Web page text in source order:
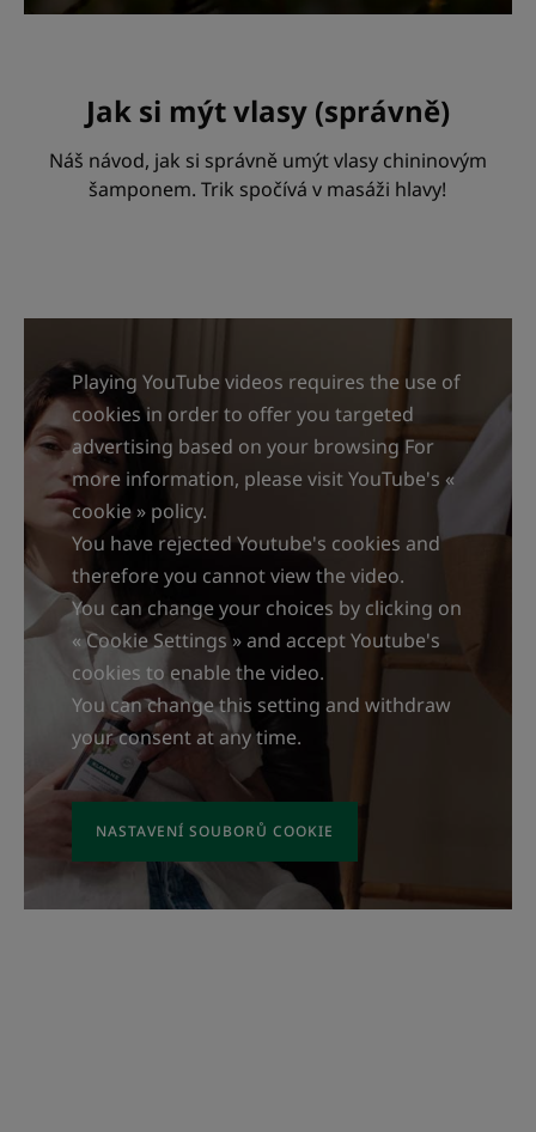
Jak si mýt vlasy (správně)
Náš návod, jak si správně umýt vlasy chininovým
šamponem. Trik spočívá v masáži hlavy!
Playing YouTube videos requires the use of
cookies in order to offer you targeted
advertising based on your browsing For
more information, please visit YouTube's «
cookie » policy.
You have rejected Youtube's cookies and
therefore you cannot view the video.
You can change your choices by clicking on
« Cookie Settings » and accept Youtube's
cookies to enable the video.
You can change this setting and withdraw
your consent at any time.
NASTAVENÍ SOUBORŮ COOKIE